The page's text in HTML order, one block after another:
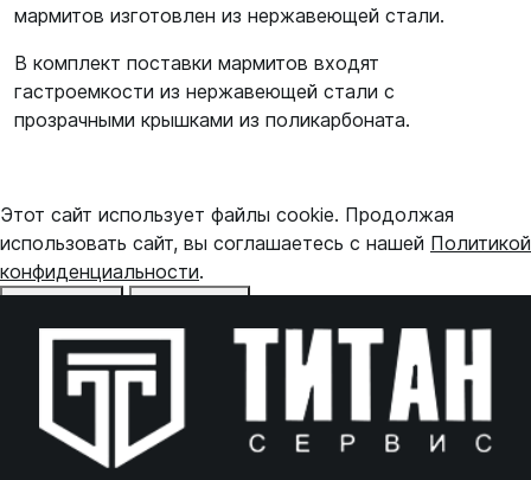
мармитов изготовлен из нержавеющей стали.
В комплект поставки мармитов входят
гастроемкости из нержавеющей стали с
прозрачными крышками из поликарбоната.
Этот сайт использует файлы cookie. Продолжая
использовать сайт, вы соглашаетесь с нашей Политикой
конфиденциальности.
Online чат